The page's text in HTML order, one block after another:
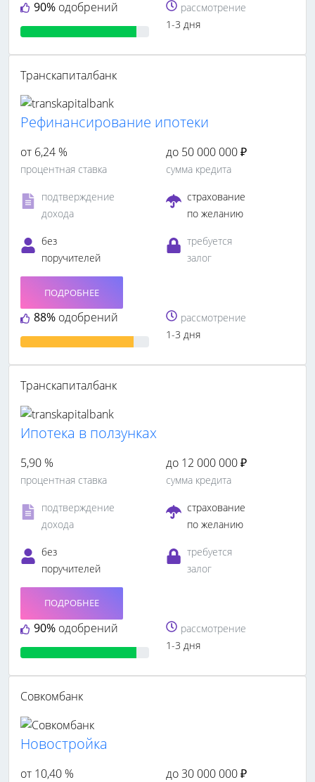
90% одобрений
рассмотрение
1-3 дня
Транскапиталбанк
Рефинансирование ипотеки
от 6,24 %
процентная ставка
до 50 000 000 ₽
сумма кредита
подтверждение
дохода
страхование
по желанию
без
поручителей
требуется
залог
88% одобрений
ПОДРОБНЕЕ
рассмотрение
1-3 дня
Транскапиталбанк
Ипотека в ползунках
5,90 %
процентная ставка
до 12 000 000 ₽
сумма кредита
подтверждение
дохода
страхование
по желанию
без
поручителей
требуется
залог
90% одобрений
ПОДРОБНЕЕ
рассмотрение
1-3 дня
Совкомбанк
Новостройка
от 10,40 % до 30 000 000 ₽